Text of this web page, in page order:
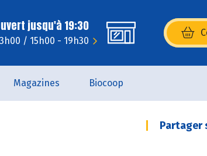
jusqu'à 19:30
/ 15h00 - 19h30 (s’ouvre
Magazines Biocoop
Partager